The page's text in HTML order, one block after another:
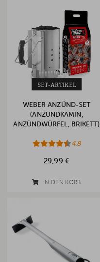
SET-ARTIKEL
WEBER ANZÜND-SET
(ANZÜNDKAMIN,
ANZÜNDWÜRFEL, BRIKETT)
4.8
29,99 €
IN DEN KORB